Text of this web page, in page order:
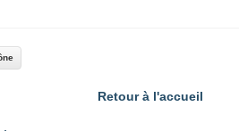
Retour à l'accueil